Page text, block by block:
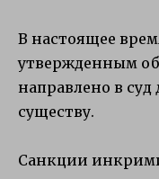
В настоящее
утвержденным
направлено в
существу.
Санкции